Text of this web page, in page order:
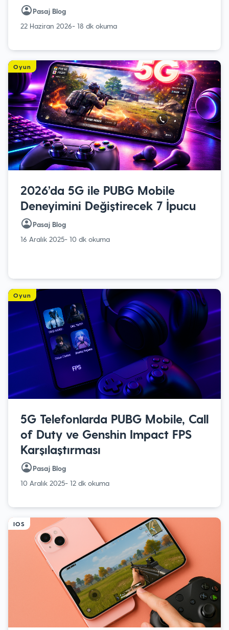
Pasaj Blog
22 Haziran 2026- 18 dk okuma
Oyun
2026’da 5G ile PUBG Mobile
Deneyimini Değiştirecek 7 İpucu
Pasaj Blog
16 Aralık 2025- 10 dk okuma
Oyun
5G Telefonlarda PUBG Mobile, Call
of Duty ve Genshin Impact FPS
Karşılaştırması
Pasaj Blog
10 Aralık 2025- 12 dk okuma
IOS